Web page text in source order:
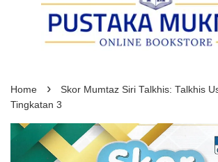
Home ›
Skor Mumtaz Siri Talkhis: Talkhis
Tingkatan 3